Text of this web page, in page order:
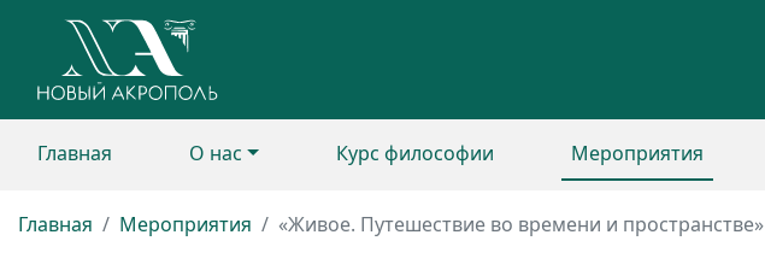
Главная О нас Курс философии Мероприятия
Главная Мероприятия «Живое. Путешествие во времени и пространстве»